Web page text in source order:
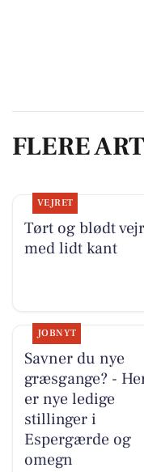
FLERE
VEJRET
Tørt og blødt vejr
med lidt kant
JOBNYT
Savner du nye
græsgange? -
er nye ledige
stillinger i
Espergærde og
omegn